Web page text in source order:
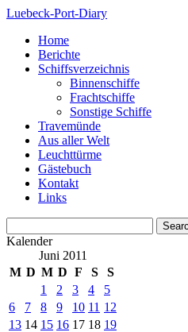
Luebeck-Port-Diary
Home
Berichte
Schiffsverzeichnis
Binnenschiffe
Frachtschiffe
Sonstige Schiffe
Travemünde
Aus aller Welt
Leuchttürme
Gästebuch
Kontakt
Links
Kalender
Juni 2011
M D M D F S
S
1
2 3 4
5
6
7 8 9 10 11 12
13 14 15 16 17 18 19